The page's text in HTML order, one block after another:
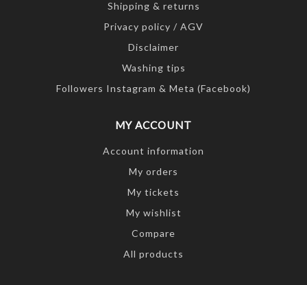
Shipping & returns
Privacy policy / AGV
Disclaimer
Washing tips
Followers Instagram & Meta (Facebook)
MY ACCOUNT
Account information
My orders
My tickets
My wishlist
Compare
All products